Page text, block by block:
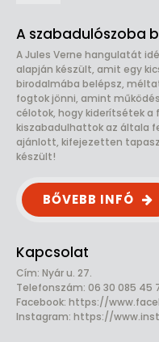
A szabadulószoba
A Jules Verne hangulatát
alapján készült, amit egy
birodalmába belépsz,
fogtok jönni, amint
célotok, hogy kiderítsétek
kiszabadulhattok az általa
ajánlott, kifejezetten
készült!
BŐVEBB INFÓ
Kapcsolat
Cím: Nyár u. 27.
Telefonszám: 06 30 085 45
Facebook: https://
Instagram: https://